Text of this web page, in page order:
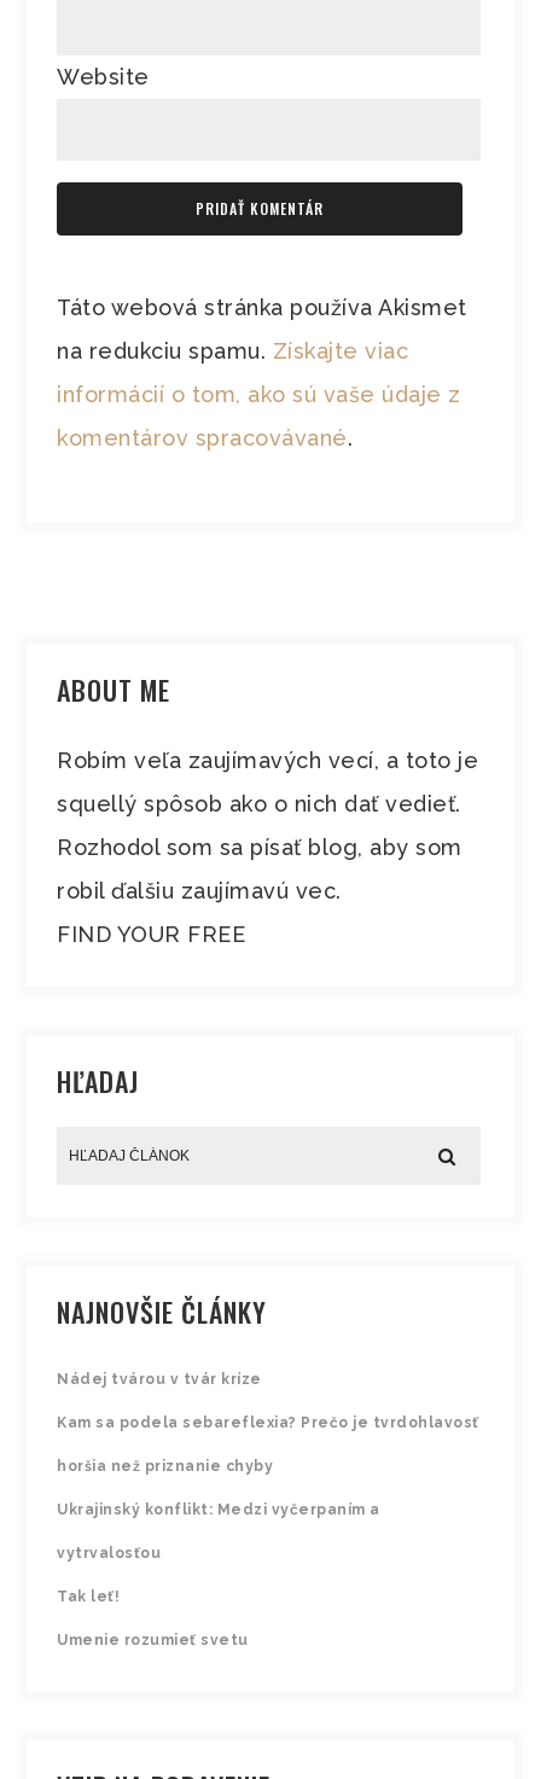
Website
Táto webová stránka používa Akismet
na redukciu spamu. Získajte viac
informácií o tom, ako sú vaše údaje z
komentárov spracovávané.
ABOUT ME
Robím veľa zaujímavých vecí, a toto je
squellý spôsob ako o nich dať vedieť.
Rozhodol som sa písať blog, aby som
robil ďalšiu zaujímavú vec.
FIND YOUR FREE
HĽADAJ
NAJNOVŠIE ČLÁNKY
Nádej tvárou v tvár kríze
Kam sa podela sebareflexia? Prečo je tvrdohlavosť
horšia než priznanie chyby
Ukrajinský konflikt: Medzi vyčerpaním a
vytrvalosťou
Tak leť!
Umenie rozumieť svetu